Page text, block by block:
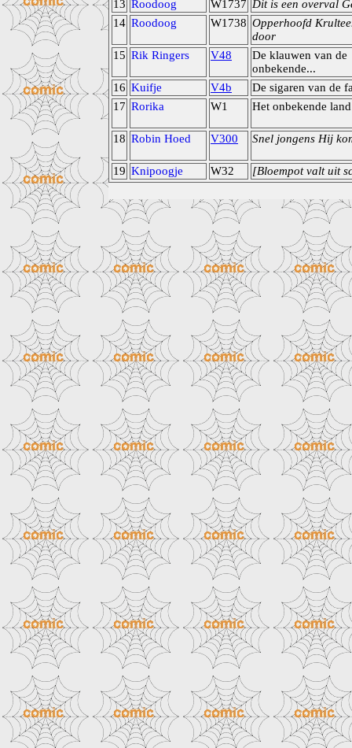
13 Roodoog W1737 Dit is een overval
14 Roodoog W1738 Opperhoofd
door
15 Rik Ringers V48
De klauwen van de
onbekende...
16 Kuifje V4b
De sigaren van de
17 Rorika W1 Het onbekende land
18 Robin Hoed V300 Snel jongens Hij
19 Knipoogje W32 [Bloempot valt uit